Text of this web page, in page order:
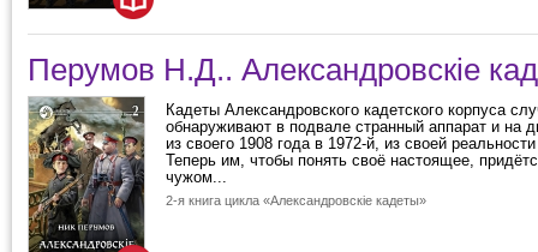
Перумов Н.Д.. Александровскiе
Кадеты Александровского кадетского корпуса
обнаруживают в подвале странный аппарат и на
из своего 1908 года в 1972-й, из своей
Теперь им, чтобы понять своё настоящее,
чужом...
2-я книга цикла «Александровскiе кадеты»